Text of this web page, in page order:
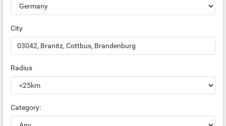
City
Radius
Category: